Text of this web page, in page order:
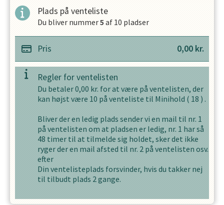
Plads på venteliste
Du bliver nummer5 af 10 pladser
Pris 0,00 kr.
Regler for ventelisten
Du betaler0,00 kr. for at være på ventelisten, der
kan højst være 10 på venteliste til Minihold ( 18 ) .
Bliver der en ledig plads sender vi en mail til nr. 1
på ventelisten om at pladsen er ledig, nr. 1 har så
48 timer til at tilmelde sig holdet, sker det ikke
ryger der en mail afsted til nr. 2 på ventelisten osv.
efter
Din ventelisteplads forsvinder, hvis du takker nej
til tilbudt plads 2gange.